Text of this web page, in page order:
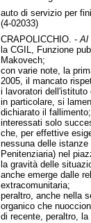
auto di servizio per
(4-02033)
CRAPOLICCHIO. - Al
la CGIL, Funzione
Makovech;
con varie note, la
2005, il mancato
i lavoratori dell'istituto
in particolare, si
dichiarato il
interessati solo
che, per effettive
nessuna delle
Penitenziaria) nel
la gravità delle
anche emerge dalle
extracomunitaria;
peraltro, anche nella
organico che
di recente, peraltro,